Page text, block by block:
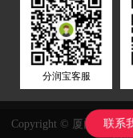
分润宝客服
Copyright © 厦门鸿鑫
联系